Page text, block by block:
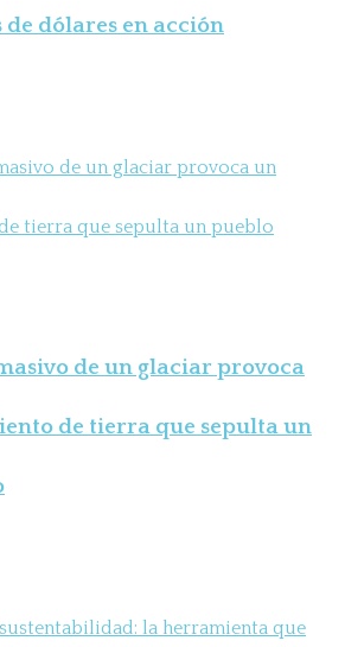
dólares en acción
de un glaciar provoca
de tierra que sepulta un